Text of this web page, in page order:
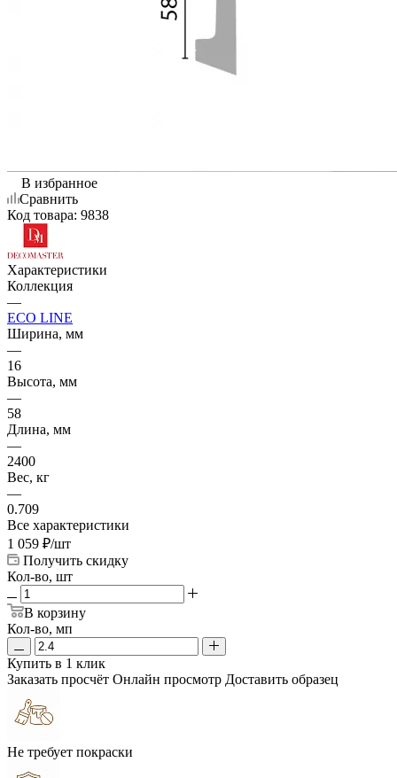
В избранное
Сравнить
Код товара: 9838
Характеристики
Коллекция
—
ECO LINE
Ширина, мм
—
16
Высота, мм
—
58
Длина, мм
—
2400
Вес, кг
—
0.709
Все характеристики
1 059 ₽/шт
Получить скидку
Кол-во, шт
В корзину
Кол-во, мп
Купить в 1 клик
Заказать просчёт Онлайн просмотр Доставить образец
Не требует покраски